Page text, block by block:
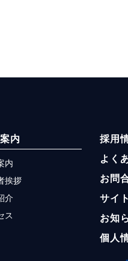
内
内
挨拶
介
ス
採用
よく
お問
サイ
お知
個人